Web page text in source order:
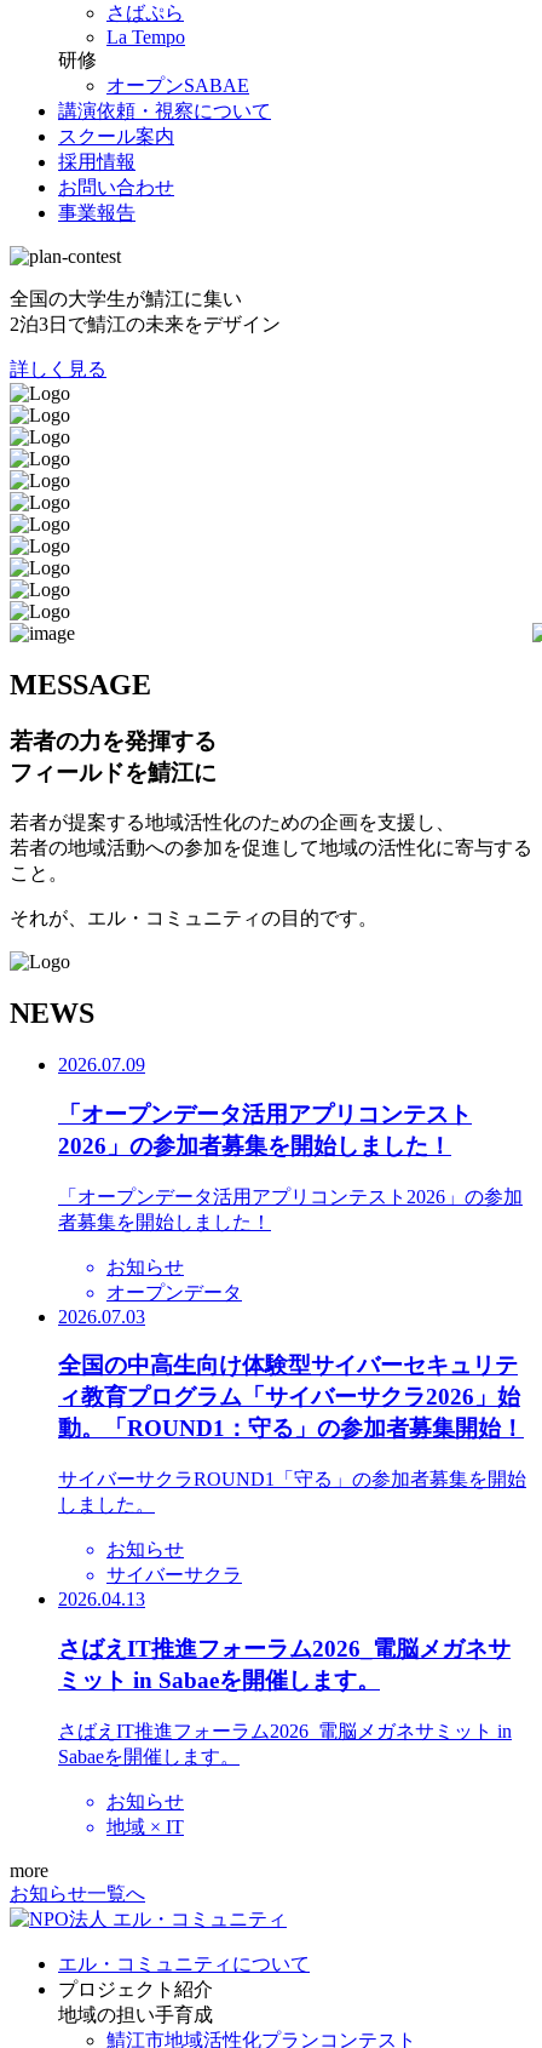
さばぷら
La Tempo
研修
オープンSABAE
講演依頼・視察について
スクール案内
採用情報
お問い合わせ
事業報告
全国の大学生が鯖江に集い
2泊3日で鯖江の未来をデザイン
詳しく見る
MESSAGE
若者の力を発揮する
フィールドを鯖江に
若者が提案する地域活性化のための企画を支援し、
若者の地域活動への参加を促進して地域の活性化に寄与する
こと。
それが、エル・コミュニティの目的です。
NEWS
2026.07.09
「オープンデータ活用アプリコンテスト
2026」の参加者募集を開始しました！
「オープンデータ活用アプリコンテスト2026」の参加
者募集を開始しました！
お知らせ
オープンデータ
2026.07.03
全国の中高生向け体験型サイバーセキュリテ
ィ教育プログラム「サイバーサクラ2026」始
動。「ROUND1：守る」の参加者募集開始！
サイバーサクラROUND1「守る」の参加者募集を開始
しました。
お知らせ
サイバーサクラ
2026.04.13
さばえIT推進フォーラム2026_電脳メガネサ
ミット in Sabaeを開催します。
さばえIT推進フォーラム2026_電脳メガネサミット in
Sabaeを開催します。
お知らせ
地域 × IT
more
お知らせ一覧へ
エル・コミュニティについて
プロジェクト紹介
地域の担い手育成
鯖江市地域活性化プランコンテスト